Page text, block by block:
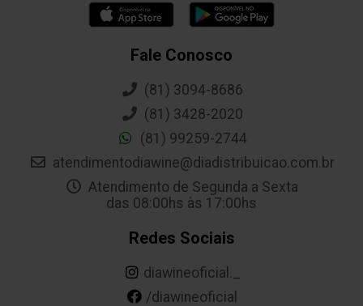
Fale Conosco
(81) 3094-8686
(81) 3428-2020
(81) 99259-2744
atendimentodiawine@diadistribuicao.com.br
Atendimento de Segunda a Sexta
das 08:00hs às 17:00hs
Redes Sociais
diawineoficial._
/diawineoficial